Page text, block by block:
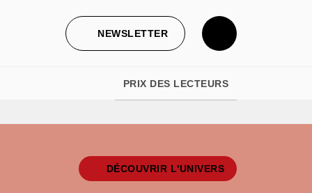
NEWSLETTER
PRIX DES LECTEURS
DÉCOUVRIR L'UNIVERS